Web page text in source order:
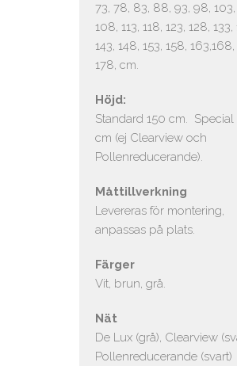
73, 78, 83, 88, 93, 98, 103,
108, 113, 118, 123, 128, 133,
143, 148, 153, 158, 163,168,
178, cm.
Höjd:
Standard 150 cm. Special
cm (ej Clearview och
Pollenreducerande).
Måttillverkning
Levereras för montering,
anpassas på plats.
Färger
Vit, brun, grå.
Nät
De Lux (grå), Clearview
Pollenreducerande (svart)